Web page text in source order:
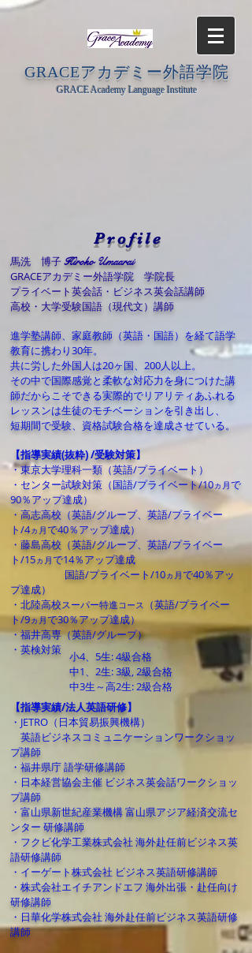
GRACEアカデミー外語学院
GRACE Academy Language Institute
Profile
馬洗 博子Hiroko Umaarai
GRACEアカデミー外語学院 学院長
プライベート英会話・ビジネス英会話講師
高校・大学受験国語（現代文）講師
進学塾講師、家庭教師（英語・国語）を経て語学
教育に携わり30年。
共に労した外国人は20ヶ国、200人以上。
その中で国際感覚と柔軟な対応力を身につけた講
師だからこそできる実際的でリアリティあふれる
レッスンは生徒のモチベーションを引き出し、
短期間で受験、資格試験合格を達成させている。
【指導実績(抜粋) /受験対策】
・東京大学理科一類（英語/プライベート）
・センター試験対策（国語/プライベート/10ヵ月で
90％アップ達成）
・高志高校（英語/グループ、英語/プライベー
ト/4ヵ月で40％アップ達成）
・藤島高校（英語/グループ、英語/プライベー
ト/15ヵ月で14％アップ達成
国語/プライベート/10ヵ月で40％アッ
プ達成）
・北陸高校スーパー特進コース （英語/プライベー
ト/9ヵ月で30％アップ達成）
・福井高専（英語/グループ）
・英検対策
【指導実績/法人英語研修】
・ JETRO（ 日本貿易振興機構）
英語ビジネスコミュニケーションワークショッ
プ講師
・ 福井県庁 語学研修講師
・ 日本経営協会主催 ビジネス英会話ワークショッ
プ講師
​・富山県新世紀産業機構 富山県アジア経済交流セ
ンター 研修講師
・フクビ化学工業株式会社 海外赴任前ビジネス英
語研修講師
・イーゲート株式会社 ビジネス英語研修講師
​・株式会社エイチアンドエフ 海外出張・赴任向け
研修講師
・日華化学株式会社 海外赴任前ビジネス英語研修
講師
小4、5生: 4級合格
中1、2生: 3級, 2級合格
中3生～高2生: 2級合格